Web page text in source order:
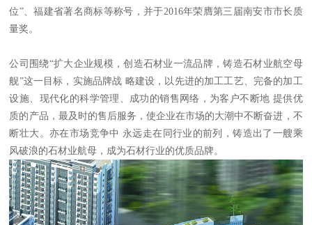
位”、福建省著名商标等称号，并于2016年荣膺第三届南安市市长质
量奖。
公司围绕“扩大企业规模，创造石材业一流品牌，铸造石材业航空母
舰”这一目标，实施品牌战 略建设，以先进的加工工艺、完备的加工
设施、现代化的科学管理、成功的销售网络，为客户不断地 提供优
质的产品，最及时的售后服务，使企业在市场的大潮中不断奋进，不
断壮大。亦在市场竞争中 永远走在同行业的前列，铸造出了一艘乘
风破浪的石材业航母，成为石材行业的优质品牌。